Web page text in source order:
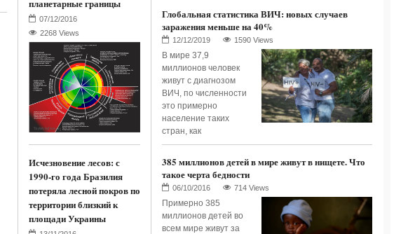
планетарные границы
2268 Views
Исчезновение лесов: с
1990-го года Бразилия
потеряла лесной покров по
территории близкий к
площади Украины
Глобальная статистика ВИЧ: новых случаев
заражения меньше на 40%
1590 Views
В мире 37,9
миллионов человек
живут с диагнозом
ВИЧ, по численности
это примерно
население таких
стран, как
385 миллионов детей в мире живут в нищете. Что
такое черта бедности
714 Views
Примерно 385
миллионов детей во
всем мире живут за